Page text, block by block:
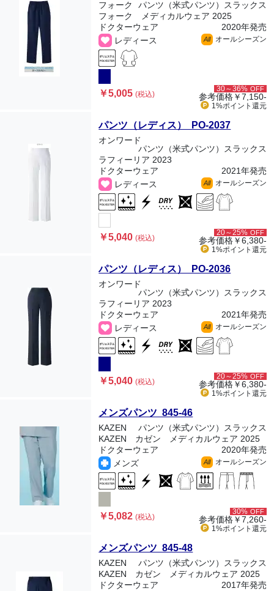
フォーク
パンツ（米式パンツ）スラックス
フォーク メディカルウェア 2025
ドクターウェア
2020年発売
レディース
All オールシーズン
￥5,005(税込)
30～36% OFF
参考価格￥7,150-
1%ポイント 還元
パンツ（レディス） PO-2037
オンワード
パンツ（米式パンツ）スラックス
ラフィーリア 2023
ドクターウェア
2021年発売
レディース
All オールシーズン
￥5,040(税込)
20～25% OFF
参考価格￥6,380-
1%ポイント 還元
パンツ（レディス） PO-2036
オンワード
パンツ（米式パンツ）スラックス
ラフィーリア 2023
ドクターウェア
2021年発売
レディース
All オールシーズン
￥5,040(税込)
20～25% OFF
参考価格￥6,380-
1%ポイント 還元
メンズパンツ 845-46
KAZEN
パンツ（米式パンツ）スラックス
KAZEN カゼン メディカルウェア 2025
ドクターウェア
2020年発売
メンズ
All オールシーズン
￥5,082(税込)
30% OFF
参考価格￥7,260-
1%ポイント 還元
メンズパンツ 845-48
KAZEN
パンツ（米式パンツ）スラックス
KAZEN カゼン メディカルウェア 2025
ドクターウェア
2017年発売